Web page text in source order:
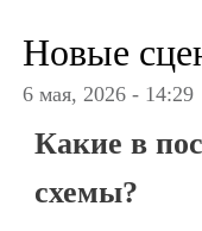
Новые
6 мая, 2026 - 14:29
Какие в
схемы?